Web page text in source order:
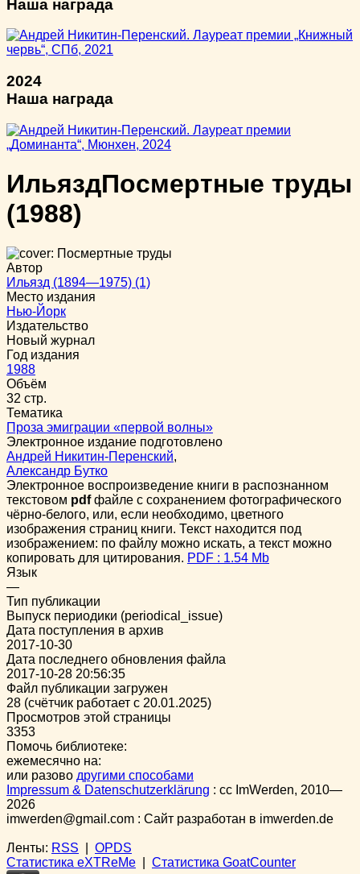
Наша награда
2024
Наша награда
ИльяздПосмертные труды
(1988)
Автор
Ильязд (1894—1975) (1)
Место издания
Нью-Йорк
Издательство
Новый журнал
Год издания
1988
Объём
32 стр.
Тематика
Проза эмиграции «первой волны»
Электронное издание подготовлено
Андрей Никитин-Перенский,
Александр Бутко
Электронное воспроизведение книги в распознанном
текстовом pdfфайле с сохранением фотографического
чёрно-белого, или, если необходимо, цветного
изображения страниц книги. Текст находится под
изображением: по файлу можно искать, а текст можно
копировать для цитирования. PDF : 1.54 Mb
Язык
—
Тип публикации
Выпуск периодики (periodical_issue)
Дата поступления в архив
2017-10-30
Дата последнего обновления файла
2017-10-28 20:56:35
Файл публикации загружен
28 (счётчик работает с 20.01.2025)
Просмотров этой страницы
3353
Помочь библиотеке:
ежемесячно на:
или разово другими способами
Impressum & Datenschutzerklärung : cc ImWerden, 2010—
2026
imwerden@gmail.com : Сайт разработан в imwerden.de
Ленты: RSS
OPDS
Статистика eXTReMe
Статистика GoatCounter